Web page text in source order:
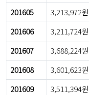
201605
3,213,972원
201606
3,211,724원
201607
3,688,224원
201608
3,601,623원
201609
3,511,394원